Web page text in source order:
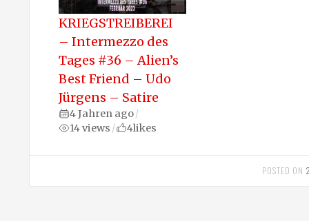
KRIEGSTREIBEREI
– Intermezzo des
Tages #36 – Alien’s
Best Friend – Udo
Jürgens – Satire
4 Jahren ago/
14 views / 4likes
POSTED ON